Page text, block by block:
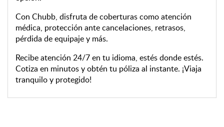
Con Chubb, disfruta de coberturas como atención
médica, protección ante cancelaciones, retrasos,
pérdida de equipaje y más.
Recibe atención 24/7 en tu idioma, estés donde estés.
Cotiza en minutos y obtén tu póliza al instante. ¡Viaja
tranquilo y protegido!